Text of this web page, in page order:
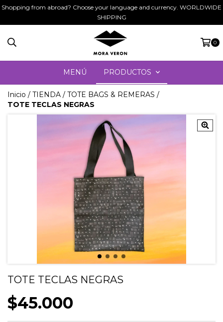
Shopping from abroad? Choose your language and currency. WORLDWIDE
SHIPPING
0
MENÚ PRODUCTOS
Inicio / TIENDA / TOTE BAGS & REMERAS /
TOTE TECLAS NEGRAS
TOTE TECLAS NEGRAS
$45.000